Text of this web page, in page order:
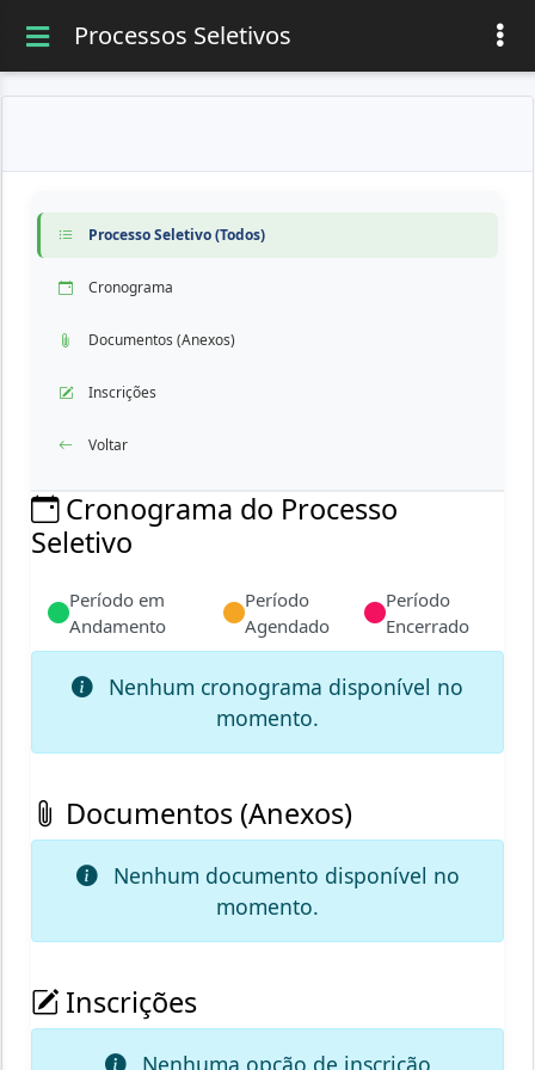
Processos Seletivos
Processo Seletivo (Todos)
Cronograma
Documentos (Anexos)
Inscrições
Voltar
Cronograma do Processo
Seletivo
Período em
Andamento
Período
Agendado
Período
Encerrado
Nenhum cronograma disponível no
momento.
Documentos (Anexos)
Nenhum documento disponível no
momento.
Inscrições
Nenhuma opção de inscrição